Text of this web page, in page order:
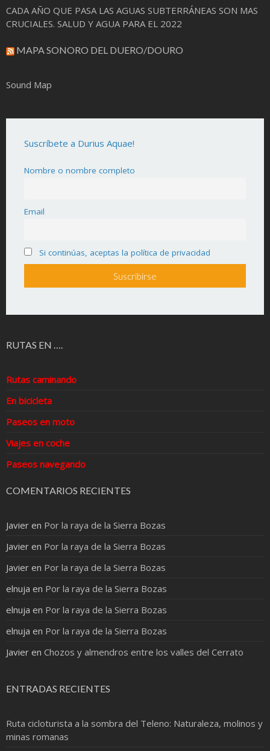
CADA AÑO QUE PASA LAS AGUAS SUBTERRÁNEAS SON MAS
CRUCIALES. SALUD Y AGUA PARA EL 2022
MAPA SONORO DEL DUERO/DOURO
Sound Map
Suscríbete a Durius Aquae!
Nombre o nombre completo
Email
Si continúas, aceptas la política de privacidad
RUTAS EN ….
Rutas caminando
En bicicleta
Paseos en moto
Viajes en coche
Paseos navegando
COMENTARIOS RECIENTES
Javier en Por la raya de la Sierra Bozas
Javier en Por la raya de la Sierra Bozas
Javier en Por la raya de la Sierra Bozas
elnuja en Por la raya de la Sierra Bozas
elnuja en Por la raya de la Sierra Bozas
elnuja en Por la raya de la Sierra Bozas
Javier en Chozos y almendros entre los valles del Cerrato
ENTRADAS RECIENTES
Ruta cicloturista a la sombra del Teleno: Naturaleza, molinos y
minas romanas